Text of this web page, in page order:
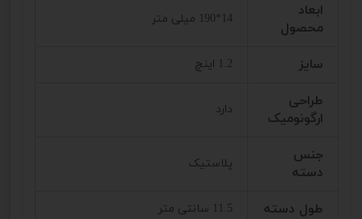
ابعاد
محصول
14*190 میلی متر
سایز 1.2 اینچ
طراحی
ارگونومیک
دارد
جنس
دسته
پلاستیک
طول دسته 11.5 سانتی متر